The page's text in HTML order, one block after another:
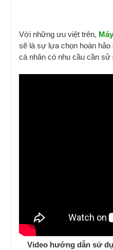
Với những ưu việt trên,
sẽ là sự lựa chọn hoàn hảo
cá nhân có nhu cầu cần sử
Video hướng dẫn sử